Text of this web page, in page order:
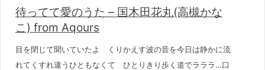
待ってて愛のうた – 国木田花丸(高槻かな
こ) from Aqours
目を閉じて聞いていたよ くりかえす波の音を今日は静かに流
れてくすれ違うひともなくて ひとりきり歩く道でラララ…口